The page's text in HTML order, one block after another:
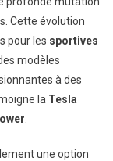
Cette évolution
pour les sportives
modèles
à des
la Tesla
une option